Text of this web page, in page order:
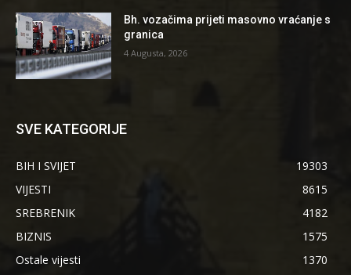
Bh. vozačima prijeti masovno vraćanje s
granica
4 Augusta, 2026
SVE KATEGORIJE
BIH I SVIJET
19303
VIJESTI
8615
SREBRENIK
4182
BIZNIS
1575
Ostale vijesti
1370